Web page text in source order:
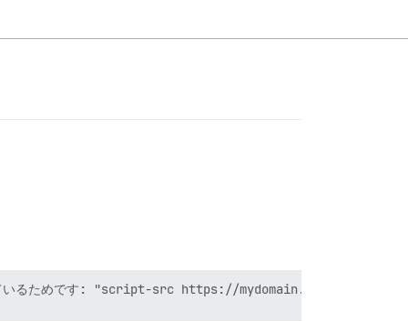
ブに違反しているためです: "script-src https://